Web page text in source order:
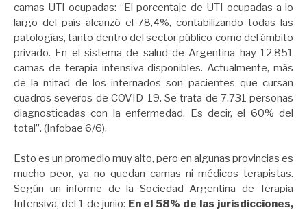
camas UTI ocupadas: “El porcentaje de UTI ocupadas a lo
largo del país alcanzó el 78,4%, contabilizando todas las
patologías, tanto dentro del sector público como del ámbito
privado. En el sistema de salud de Argentina hay 12.851
camas de terapia intensiva disponibles. Actualmente, más
de la mitad de los internados son pacientes que cursan
cuadros severos de COVID-19. Se trata de 7.731 personas
diagnosticadas con la enfermedad. Es decir, el 60% del
total”. (Infobae 6/6).
Esto es un promedio muy alto, pero en algunas provincias es
mucho peor, ya no quedan camas ni médicos terapistas.
Según un informe de la Sociedad Argentina de Terapia
Intensiva, del 1 de junio: En el 58% de las jurisdicciones,